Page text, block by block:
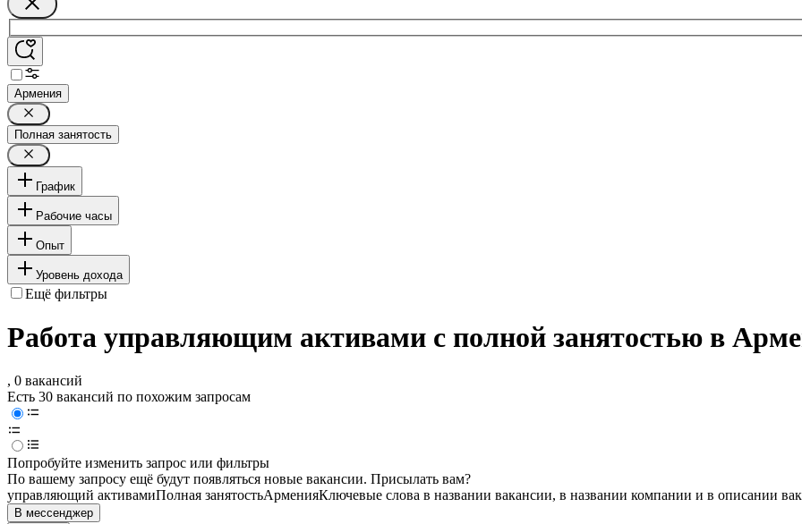
Армения
Полная занятость
График
Рабочие часы
Опыт
Уровень дохода
Ещё фильтры
Работа управляющим активами с полной занятостью в
, 0 вакансий
Есть 30 вакансий по похожим запросам
Попробуйте изменить запрос или фильтры
По вашему запросу ещё будут появляться новые вакансии. Присылать вам?
управляющий активамиПолная занятостьАрменияКлючевые слова в названии вакансии, в названии компании и в описании
В мессенджер